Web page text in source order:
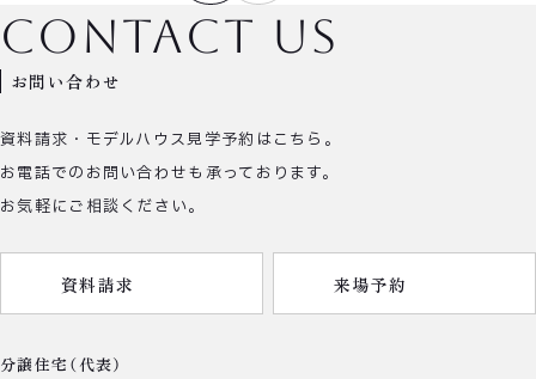
お問い合わせ
contact us
資料請求・モデルハウス見学予約はこちら。
お電話でのお問い合わせも承っております。
お気軽にご相談ください。
資料請求 来場予約
分譲住宅（代表）